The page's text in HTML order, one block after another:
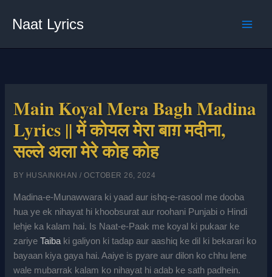
Naat Lyrics
Main Koyal Mera Bagh Madina
Lyrics || में कोयल मेरा बाग़ मदीना,
सल्ले अला मेरे कोह कोह
BY HUSAINKHAN/OCTOBER 26, 2024
Madina-e-Munawwara ki yaad aur ishq-e-rasool me dooba
hua ye ek nihayat hi khoobsurat aur roohani Punjabi o Hindi
lehje ka kalam hai. Is Naat-e-Paak me koyal ki pukaar ke
zariyeTaiba ki galiyon ki tadap aur aashiq ke dil ki bekarari ko
bayaan kiya gaya hai. Aaiye is pyare aur dilon ko chhu lene
wale mubarrak kalam ko nihayat hi adab ke sath padhein.